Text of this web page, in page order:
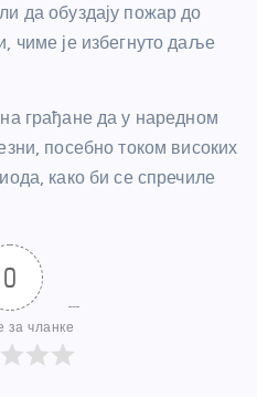
да обуздају пожар до
чиме је избегнуто даље
грађане да у наредном
посебно током високих
како би се спречиле
0
за чланке